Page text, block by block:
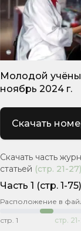
Молодой
ноябрь 2024 г.
Скачать
Скачать часть
статьей (стр. 21-27)
Часть 1 (стр. 1-75)
Расположение в
стр. 1 стр.